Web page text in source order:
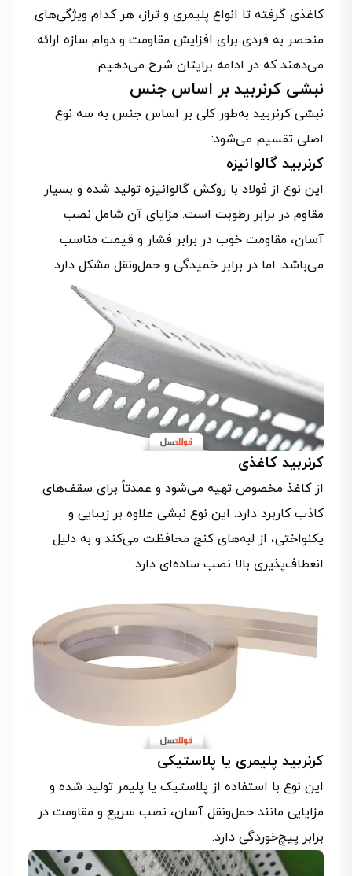
کاغذی گرفته تا انواع پلیمری و تراز، هر کدام ویژگی‌های
منحصر به فردی برای افزایش مقاومت و دوام سازه ارائه
می‌دهند که در ادامه برایتان شرح می‌دهیم.
نبشی کرنربید بر اساس جنس
نبشی کرنربید به‌طور کلی بر اساس جنس به سه نوع
اصلی تقسیم می‌شود:
کرنربید گالوانیزه
این نوع از فولاد با روکش گالوانیزه تولید شده و بسیار
مقاوم در برابر رطوبت است. مزایای آن شامل نصب
آسان، مقاومت خوب در برابر فشار و قیمت مناسب
می‌باشد. اما در برابر خمیدگی و حمل‌ونقل مشکل دارد.
کرنربید کاغذی
از کاغذ مخصوص تهیه می‌شود و عمدتاً برای سقف‌های
کاذب کاربرد دارد. این نوع نبشی علاوه بر زیبایی و
یکنواختی، از لبه‌های کنج محافظت می‌کند و به دلیل
انعطاف‌پذیری بالا نصب ساده‌ای دارد.
کرنربید پلیمری یا پلاستیکی
این نوع با استفاده از پلاستیک یا پلیمر تولید شده و
مزایایی مانند حمل‌ونقل آسان، نصب سریع و مقاومت در
برابر پیچ‌خوردگی دارد.